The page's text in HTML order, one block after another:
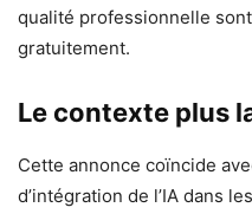
qualité professionnelle
gratuitement.
Le contexte plus
Cette annonce coïncide
d’intégration de l’IA dans